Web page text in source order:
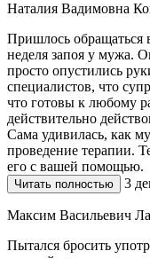
Наталия Вадимовна
Пришлось обращаться
неделя запоя у мужа.
просто опустились
специалистов, что
что готовы к любому
действительно
Сама удивилась, как
проведение терапии.
его с вашей помощью.
Читать полностью 3
Максим Васильевич
Пытался бросить